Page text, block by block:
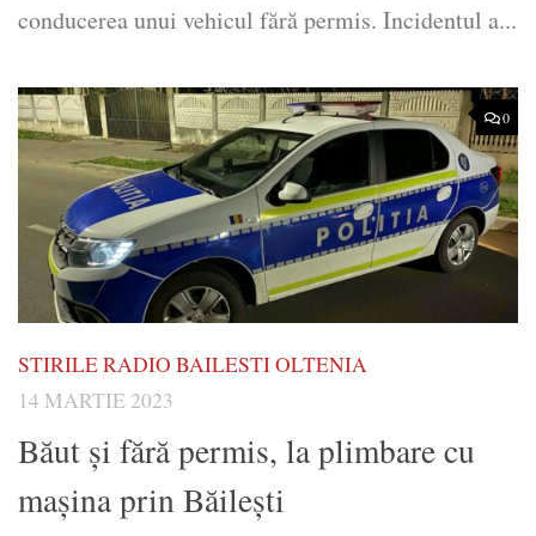
conducerea unui vehicul fără permis. Incidentul a...
0
STIRILE RADIO BAILESTI OLTENIA
14 MARTIE 2023
Băut și fără permis, la plimbare cu
mașina prin Băilești